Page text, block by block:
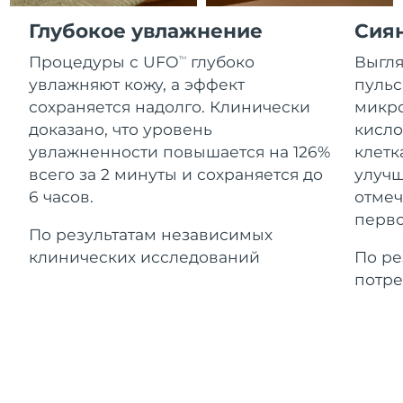
Глубокое увлажнение
Процедуры с UFOTM
глубоко
увлажняют кожу, а эффект
сохраняется надолго. Клинически
доказано, что уровень
увлажненности повышается на 126%
всего за 2 минуты и сохраняется до
6 часов.
По результатам независимых
клинических исследований
По
For healthy hair
Косметика Для мужчин
Купить
ПОДРОБНЕЕ
Гибралтар
13/08/2026
Греция
Ожидаемая дата доставки
09/08/2026
Гонконг (САР)
10/08/2026
Венгрия
Ожидаемая дата доставки
Исландия
Ожидаемая дата доставки
Ожидаемая дата доставки